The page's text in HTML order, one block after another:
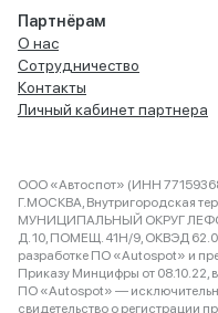
Партнёрам
О нас
Сотрудничество
Контакты
Личный кабинет партнера
ООО «Автоспот» (ИНН
Г.МОСКВА, Внутригородская
МУНИЦИПАЛЬНЫЙ ОКРУГ
Д. 10, ПОМЕЩ. 41Н/9, ОКВЭД 62.0)
разработке ПО «Autospot» и
Приказу Минцифры от 08.10.22,
ПО «Autospot» —
свидетельство о регистрации